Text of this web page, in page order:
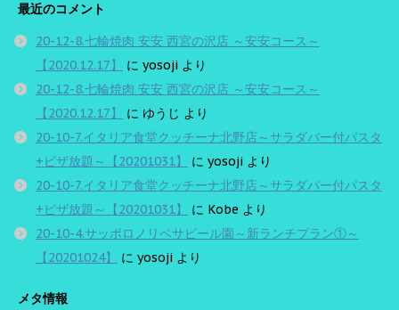
最近のコメント
20-12-8.七輪焼肉 安安 西宮の沢店 ～安安コース～
【2020.12.17】
に yosoji より
20-12-8.七輪焼肉 安安 西宮の沢店 ～安安コース～
【2020.12.17】
に ゆうじ より
20-10-7.イタリア食堂クッチーナ北野店～サラダバー付パスタ
+ピザ放題～【20201031】
に yosoji より
20-10-7.イタリア食堂クッチーナ北野店～サラダバー付パスタ
+ピザ放題～【20201031】
に Kobe より
20-10-4.サッポロノリベサビール園～新ランチプラン①～
【20201024】
に yosoji より
メタ情報